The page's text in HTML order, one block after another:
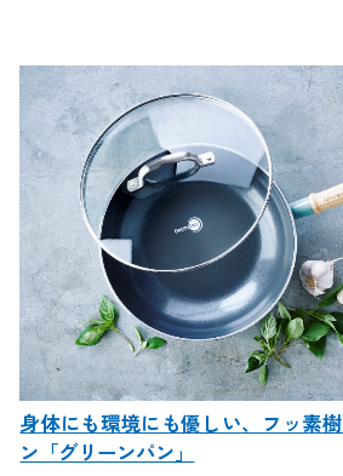
身体にも環境にも優しい、フッ素
ン「グリーンパン」